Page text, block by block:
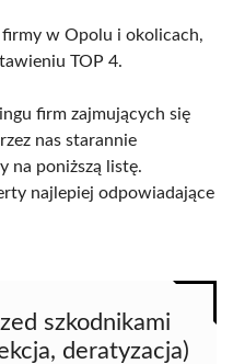
firmy w Opolu i okolicach,
TOP 4.
firm zajmujących się
nas starannie
na poniższą listę.
najlepiej odpowiadające
szkodnikami
deratyzacja)